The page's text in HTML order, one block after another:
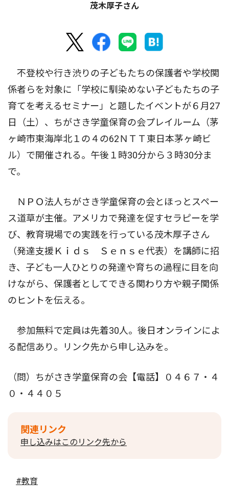
茂木厚子さん
不登校や行き渋りの子どもたちの保護者や学校関
係者らを対象に「学校に馴染めない子どもたちの子
育てを考えるセミナー」と題したイベントが６月27
日（土）、ちがさき学童保育の会プレイルーム（茅
ヶ崎市東海岸北１の４の62ＮＴＴ東日本茅ヶ崎ビ
ル）で開催される。午後１時30分から３時30分ま
で。
ＮＰＯ法人ちがさき学童保育の会とほっとスペー
ス道草が主催。アメリカで発達を促すセラピーを学
び、教育現場での実践を行っている茂木厚子さん
（発達支援Ｋｉｄｓ Ｓｅｎｓｅ代表）を講師に招
き、子ども一人ひとりの発達や育ちの過程に目を向
けながら、保護者としてできる関わり方や親子関係
のヒントを伝える。
参加無料で定員は先着30人。後日オンラインによ
る配信あり。リンク先から申し込みを。
（問）ちがさき学童保育の会【電話】０４６７・４
０・４４０５
関連リンク
申し込みはこのリンク先から
#教育